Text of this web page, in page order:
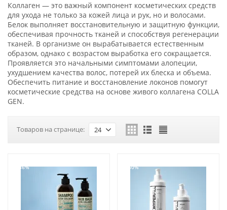
Коллаген — это важный компонент косметических средств
для ухода не только за кожей лица и рук, но и волосами.
Белок выполняет восстановительную и защитную функции,
обеспечивая прочность тканей и способствуя регенерации
тканей. В организме он вырабатывается естественным
образом, однако с возрастом выработка его сокращается.
Проявляется это начальными симптомами алопеции,
ухудшением качества волос, потерей их блеска и объема.
Обеспечить питание и восстановление локонов помогут
косметические средства на основе живого коллагена COLLA
GEN.
Товаров на странице: 24
-36% -50%